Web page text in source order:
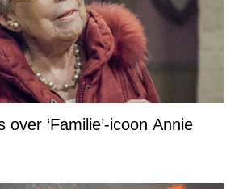
over ‘Familie’-icoon Annie